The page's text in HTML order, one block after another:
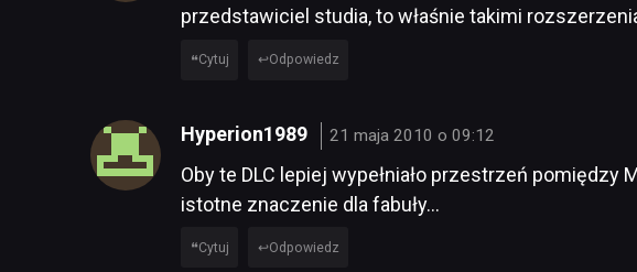
przedstawiciel studia, to właśnie takimi
Cytuj Odpowiedz
Hyperion1989 21 maja 2010 o 09:12
Oby te DLC lepiej wypełniało przestrzeń pomiędzy
istotne znaczenie dla fabuły…
Cytuj Odpowiedz